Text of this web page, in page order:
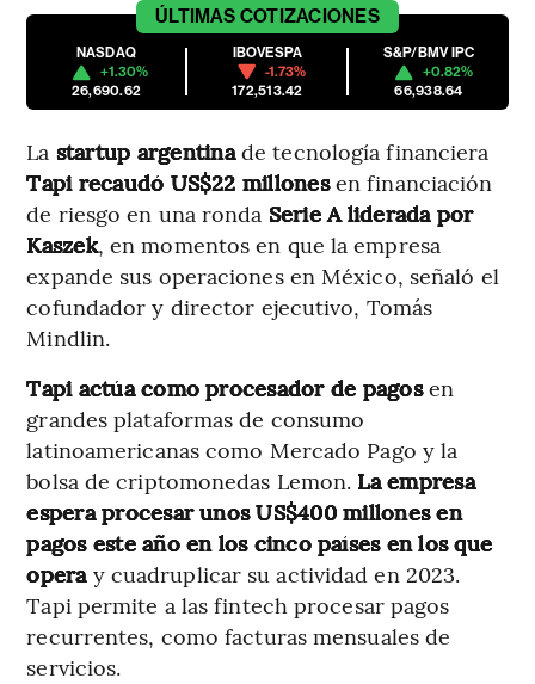
ÚLTIMAS COTIZACIONES
NASDAQ
+1.30%
26,690.62
IBOVESPA
-1.73%
172,513.42
S&P/BMV IPC
+0.82%
66,938.64
La startup argentinade tecnología financiera
Tapi recaudó US$22 millonesen financiación
de riesgo en una ronda Serie A liderada por
Kaszek, en momentos en que la empresa
expande sus operaciones en México, señaló el
cofundador y director ejecutivo, Tomás
Mindlin.
Tapi actúa como procesador de pagosen
grandes plataformas de consumo
latinoamericanas como Mercado Pago y la
bolsa de criptomonedas Lemon. La empresa
espera procesar unos US$400 millones en
pagos este año en los cinco países en los que
operay cuadruplicar su actividad en 2023.
Tapi permite a las fintech procesar pagos
recurrentes, como facturas mensuales de
servicios.